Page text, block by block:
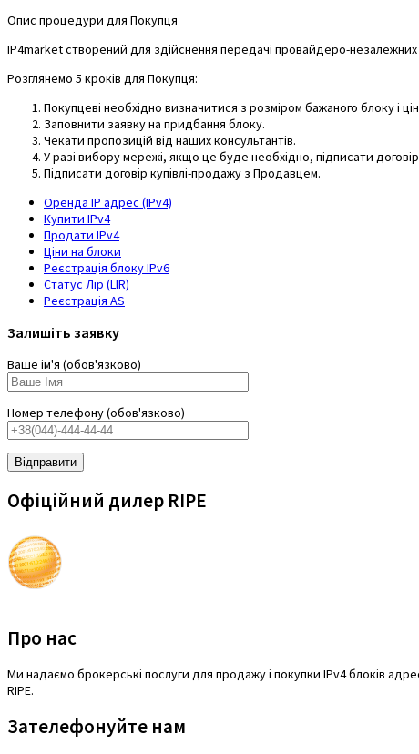
Опис процедури для Покупця
IP4market створений для здійснення передачі провайдеро-
Розглянемо 5 кроків для Покупця:
Покупцеві необхідно визначитися з розміром бажаного блоку і
Заповнити заявку на придбання блоку.
Чекати пропозицій від наших консультантів.
У разі вибору мережі, якщо це буде необхідно, підписати
Підписати договір купівлі-продажу з Продавцем.
Оренда IP адрес (IPv4)
Купити IPv4
Продати IPv4
Ціни на блоки
Реєстрація блоку IPv6
Статус Лір (LIR)
Реєстрація AS
Залишіть заявку
Ваше ім'я (обов'язково)
Номер телефону (обов'язково)
Офіційний дилер RIPE
Про нас
Mи надаємо брокерські послуги для продажу і покупки IPv4 блоків
RIPE.
Зателефонуйте нам